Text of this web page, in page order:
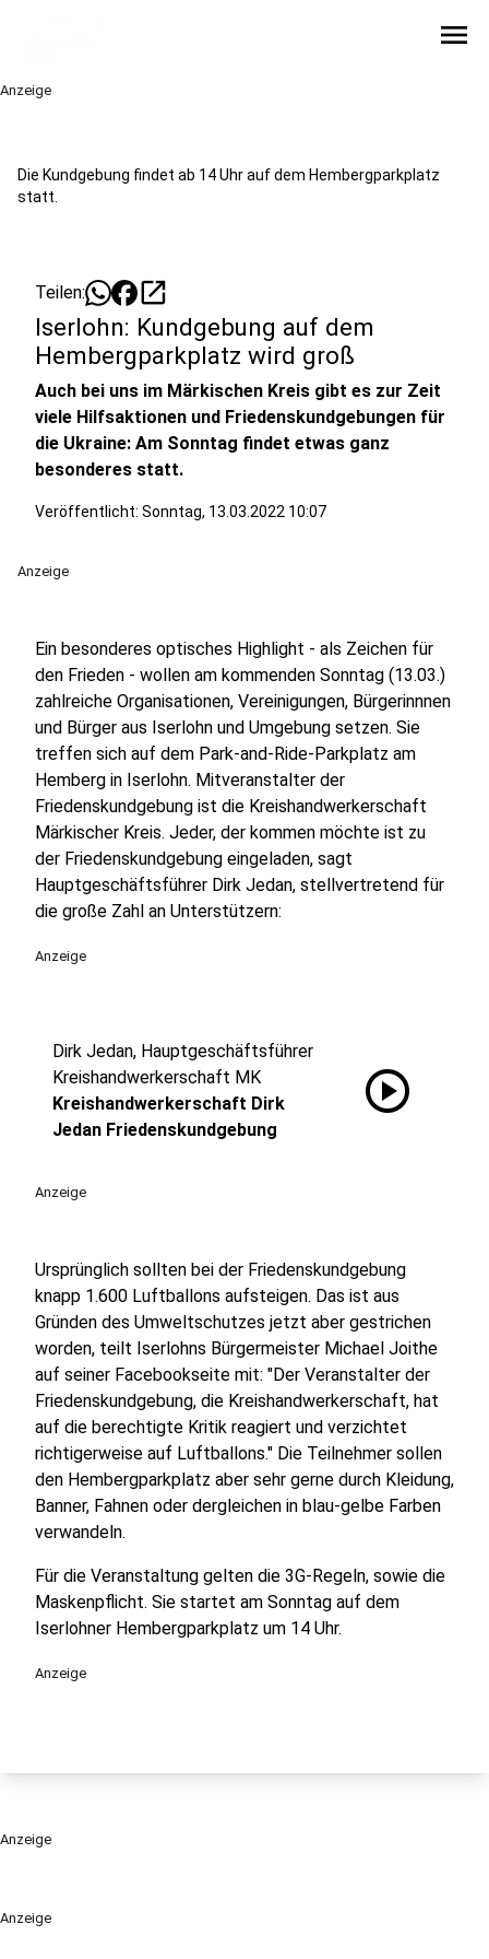
menu
Anzeige
Anzeige
Die Kundgebung findet ab 14 Uhr auf dem Hembergparkplatz
statt.
Teilen: open_in_new
Iserlohn: Kundgebung auf dem
Hembergparkplatz wird groß
Auch bei uns im Märkischen Kreis gibt es zur Zeit
viele Hilfsaktionen und Friedenskundgebungen für
die Ukraine: Am Sonntag findet etwas ganz
besonderes statt.
Veröffentlicht: Sonntag, 13.03.2022 10:07
Anzeige
Ein besonderes optisches Highlight - als Zeichen für
den Frieden - wollen am kommenden Sonntag (13.03.)
zahlreiche Organisationen, Vereinigungen, Bürgerinnnen
und Bürger aus Iserlohn und Umgebung setzen. Sie
treffen sich auf dem Park-and-Ride-Parkplatz am
Hemberg in Iserlohn. Mitveranstalter der
Friedenskundgebung ist die Kreishandwerkerschaft
Märkischer Kreis. Jeder, der kommen möchte ist zu
der Friedenskundgebung eingeladen, sagt
Hauptgeschäftsführer Dirk Jedan, stellvertretend für
die große Zahl an Unterstützern:
Anzeige
Dirk Jedan, Hauptgeschäftsführer
Kreishandwerkerschaft MK
Kreishandwerkerschaft Dirk
Jedan Friedenskundgebung
play_circle
Anzeige
Ursprünglich sollten bei der Friedenskundgebung
knapp 1.600 Luftballons aufsteigen. Das ist aus
Gründen des Umweltschutzes jetzt aber gestrichen
worden, teilt Iserlohns Bürgermeister Michael Joithe
auf seiner Facebookseite mit: "Der Veranstalter der
Friedenskundgebung, die Kreishandwerkerschaft, hat
auf die berechtigte Kritik reagiert und verzichtet
richtigerweise auf Luftballons." Die Teilnehmer sollen
den Hembergparkplatz aber sehr gerne durch Kleidung,
Banner, Fahnen oder dergleichen in blau-gelbe Farben
verwandeln.
Für die Veranstaltung gelten die 3G-Regeln, sowie die
Maskenpflicht. Sie startet am Sonntag auf dem
Iserlohner Hembergparkplatz um 14 Uhr.
Anzeige
Anzeige